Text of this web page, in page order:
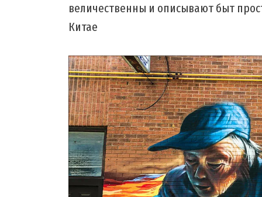
величественны и описывают быт
Китае